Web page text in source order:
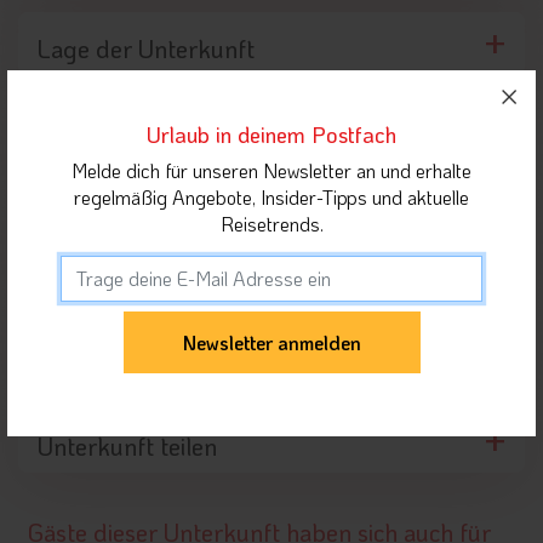
Lage der Unterkunft
Umgebung der Unterkunft
Highlights in der Nähe
Orte in Vinschgau
Unterkunft teilen
Gäste dieser Unterkunft haben sich auch für
Urlaub in deinem Postfach
Melde dich für unseren Newsletter an und erhalte
regelmäßig Angebote, Insider-Tipps und aktuelle
Reisetrends.